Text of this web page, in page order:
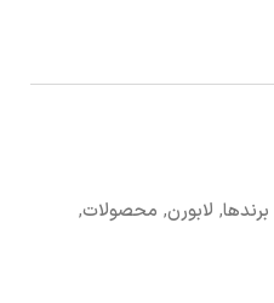
برندها, لابورن, محصولات,